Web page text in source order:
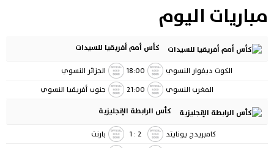
مباريات اليوم
كأس أمم أفريقيا للسيدات
الكوت ديفوار النسوي
18:00
الجزائر النسوي
المغرب النسوي
21:00
جنوب أفريقيا النسوي
كأس الرابطة الإنجليزية
كامبريدج يونايتد
2
:
1
بارنت